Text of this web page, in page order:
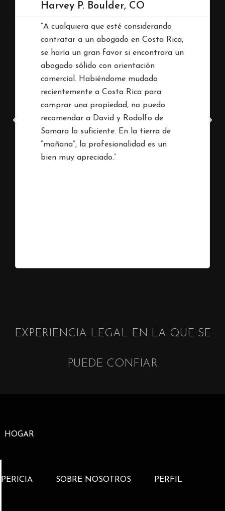
Harvey P. Boulder, CO
“A cualquiera que esté considerando
contratar a un abogado en Costa Rica,
se haría un gran favor si encontrara un
abogado sólido con orientación
comercial. Habiéndome mudado
recientemente a Costa Rica para
comprar una propiedad, no puedo
recomendar a David y Rodolfo de
Samara lo suficiente. En la tierra de
“mañana”, la profesionalidad es un
bien muy apreciado.”
EXPERIENCIA LEGAL EN LA QUE SE
PUEDE CONFIAR
HOGAR
PERICIA SOBRE NOSOTROS PERFIL